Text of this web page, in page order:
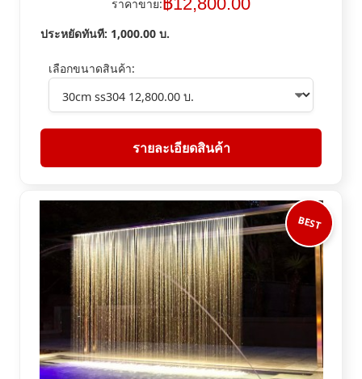
ราคาขาย:
ประหยัดทันที: 1,000.00 บ.
เลือกขนาดสินค้า:
รายละเอียดสินค้า
BEST